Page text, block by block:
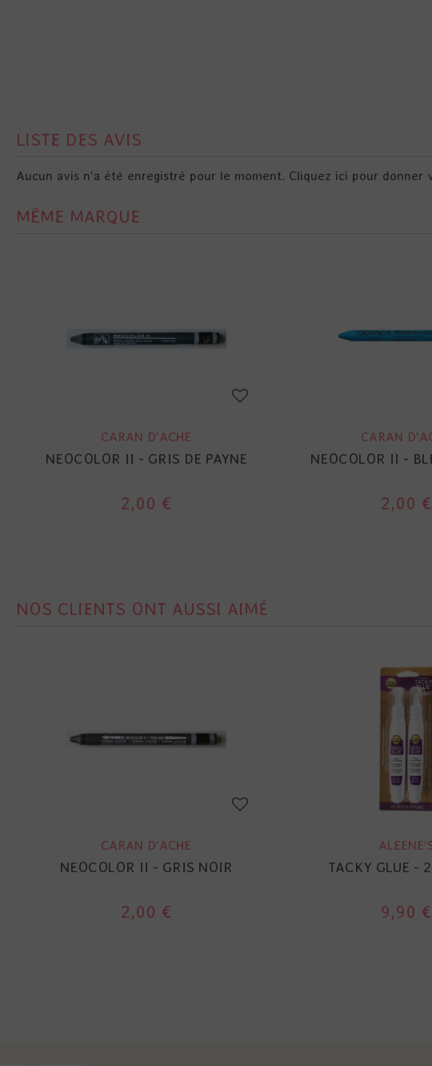
LISTE DES AVIS
Aucun avis n'a été enregistré pour le moment. Cliquez ici pour donner
MÊME MARQUE
CARAN D'ACHE
NEOCOLOR II - GRIS DE PAYNE
2,00 €
CARAN
NEOCOLOR II -
2,00 €
NOS CLIENTS ONT AUSSI AIMÉ
CARAN D'ACHE
NEOCOLOR II - GRIS NOIR
2,00 €
TACKY GLUE -
9,90 €